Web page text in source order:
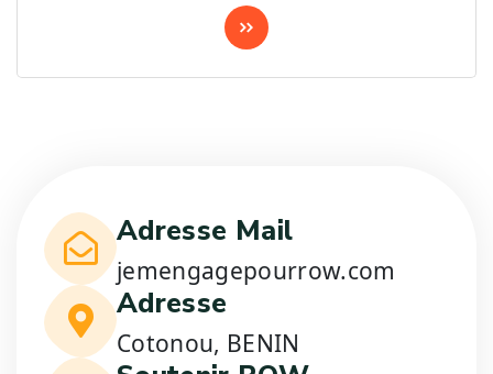
Adresse Mail
jemengagepourrow.com
Adresse
Cotonou, BENIN